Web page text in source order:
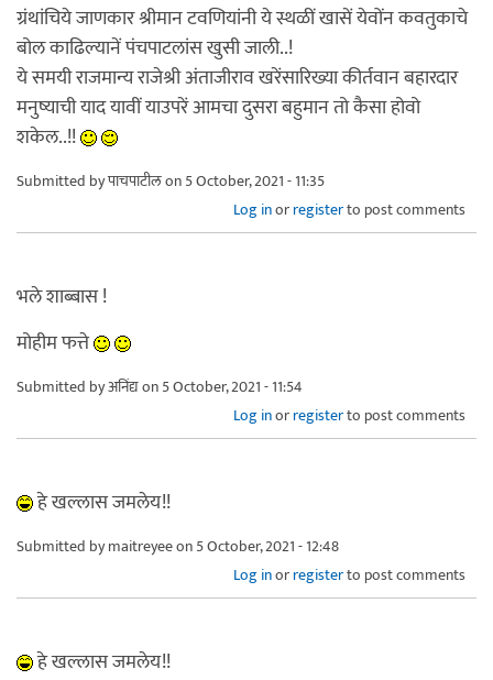
ग्रंथांचिये जाणकार श्रीमान टवणियांनी ये स्थळीं खासें येवोंन कवतुकाचे
बोल काढिल्यानें पंचपाटलांस खुसी जाली..!
ये समयी राजमान्य राजेश्री अंताजीराव खरेंसारिख्या कीर्तवान बहारदार
मनुष्याची याद यावीं याउपरें आमचा दुसरा बहुमान तो कैसा होवो
शकेल..!!
Submitted byपाचपाटीलon 5 October, 2021 - 11:35
Log inorregisterto post comments
भले शाब्बास !
मोहीम फत्ते
Submitted byअनिंद्यon 5 October, 2021 - 11:54
Log inorregisterto post comments
हे खल्लास जमलेय!!
Submitted bymaitreyeeon 5 October, 2021 - 12:48
Log inorregisterto post comments
हे खल्लास जमलेय!!